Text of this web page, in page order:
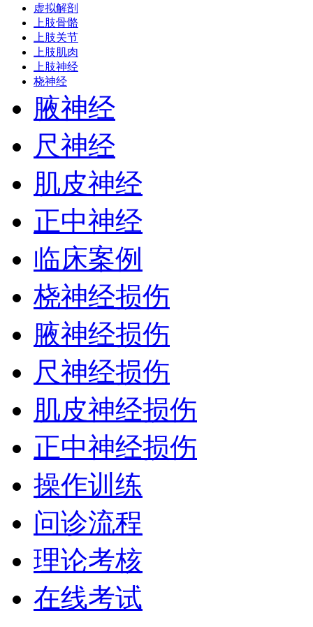
虚拟解剖
上肢骨骼
上肢关节
上肢肌肉
上肢神经
桡神经
腋神经
尺神经
肌皮神经
正中神经
临床案例
桡神经损伤
腋神经损伤
尺神经损伤
肌皮神经损伤
正中神经损伤
操作训练
问诊流程
理论考核
在线考试